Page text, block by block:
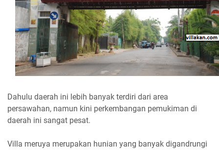
Dahulu daerah ini lebih banyak terdiri dari area
persawahan, namun kini perkembangan pemukiman di
daerah ini sangat pesat.
Villa meruya merupakan hunian yang banyak digandrungi